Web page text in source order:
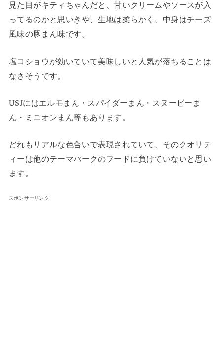
見た目がキティちゃんだと、甘いクリームやソースが入
ってるのかと思いきや、生地は柔らかく、中身はチーズ
風味の豚まん味です。
塩コショウが効いていて美味しいと人気が落ちることは
なさそうです。
USJにはエルモまん・スパイダーまん・スヌーピーま
ん・ミニオンまん等もあります。
どれもリアルな色合いで表現されていて、そのクオリテ
ィーは他のテーマパークのフードに負けていないと思い
ます。
スポンサーリンク